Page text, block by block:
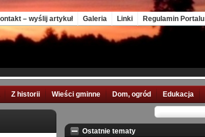
– wyślij artykuł Galeria Linki Regulamin Portalu
Z historii Wieści gminne Dom, ogród Edukacja
Ostatnie tematy